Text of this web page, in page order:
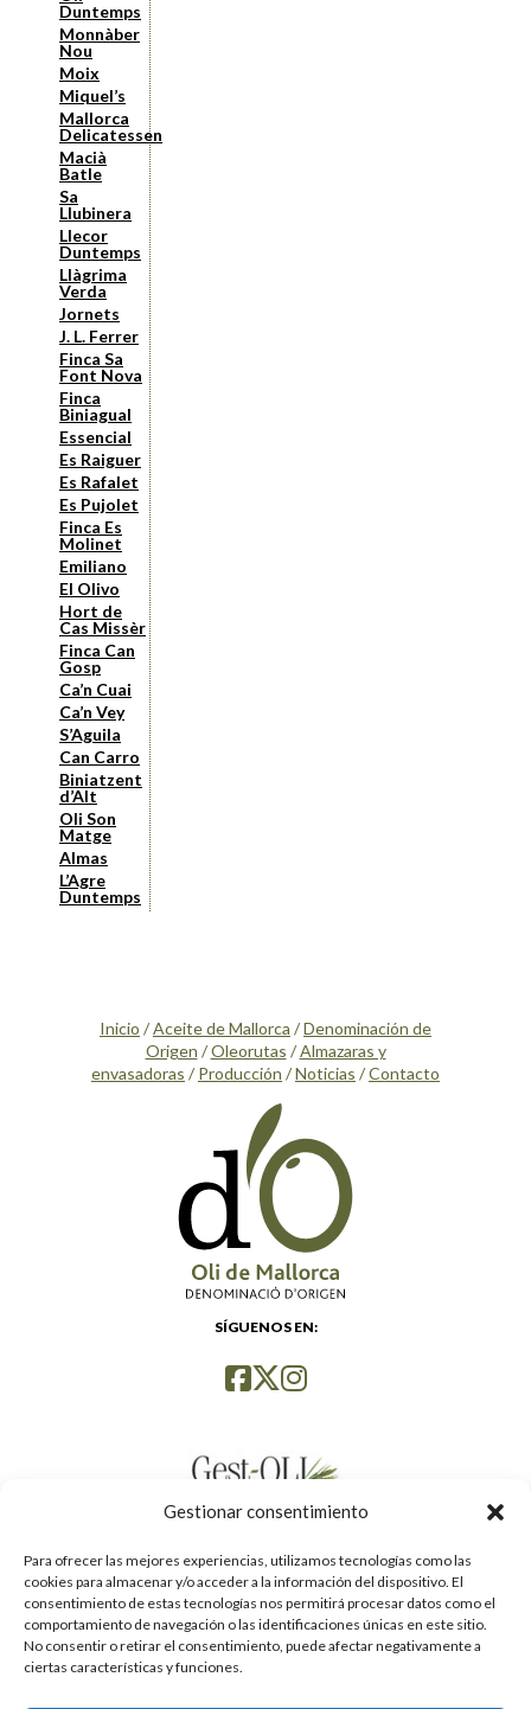
Gestionar consentimiento
Para ofrecer las mejores experiencias, utilizamos tecnologías como las
cookies para almacenar y/o acceder a la información del dispositivo. El
consentimiento de estas tecnologías nos permitirá procesar datos como el
comportamiento de navegación o las identificaciones únicas en este sitio.
No consentir o retirar el consentimiento, puede afectar negativamente a
ciertas características y funciones.
Duntemps
Monnàber
Nou
Moix
Miquel’s
Mallorca
Delicatessen
Macià
Batle
Sa
Llubinera
Llecor
Duntemps
Llàgrima
Verda
Jornets
J. L. Ferrer
Finca Sa
Font Nova
Finca
Biniagual
Essencial
Es Raiguer
Es Rafalet
Es Pujolet
Finca Es
Molinet
Emiliano
El Olivo
Hort de
Cas Missèr
Finca Can
Gosp
Ca’n Cuai
Ca’n Vey
S’Aguila
Can Carro
Biniatzent
d’Alt
Oli Son
Matge
Almas
L’Agre
Duntemps
Inicio /Aceite de Mallorca /Denominación de
Origen /Oleorutas /Almazaras y
envasadoras / Producción /Noticias /Contacto
SÍGUENOS EN: